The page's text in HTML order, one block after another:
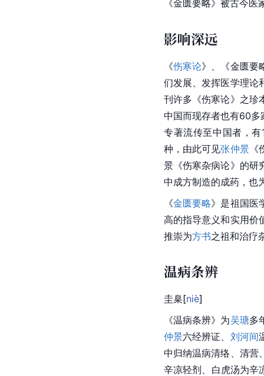
《金匮要略》被古今医
影响深远
《伤寒论》、《金匮要
们发展、发挥医学理论
刊许多《伤寒论》之珍
中国而现存者也有60多
专著流传至中国者，
种，由此可见张仲景《
景《伤寒杂病论》的研
中成方制造的成药，也
《金匮要略》是祖国医
高的指导意义和实用价
推崇为方书之祖和治疗
温病条辨
圭臬[niè]
《温病条辨》为吴瑭多
仲景六经辨证、 刘河间
中归纳温病清络、清营
辛凉轻剂、白虎汤为辛